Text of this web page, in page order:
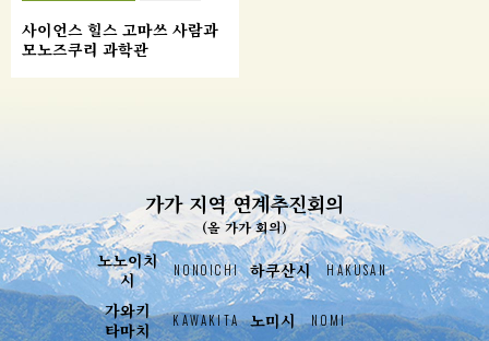
사이언스 힐스 고마쓰 사람과
모노즈쿠리 과학관
가가 지역 연계추진회의
(올 가가 회의)
노노이치
시
NONOICHI 하쿠산시 HAKUSAN
가와키
타마치
KAWAKITA 노미시 NOMI